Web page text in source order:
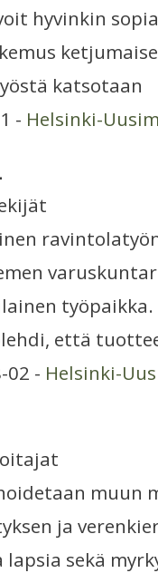
hyvinkin
katsotaan
- Helsinki-
että
02 - Helsinki-
muun
ja
sekä